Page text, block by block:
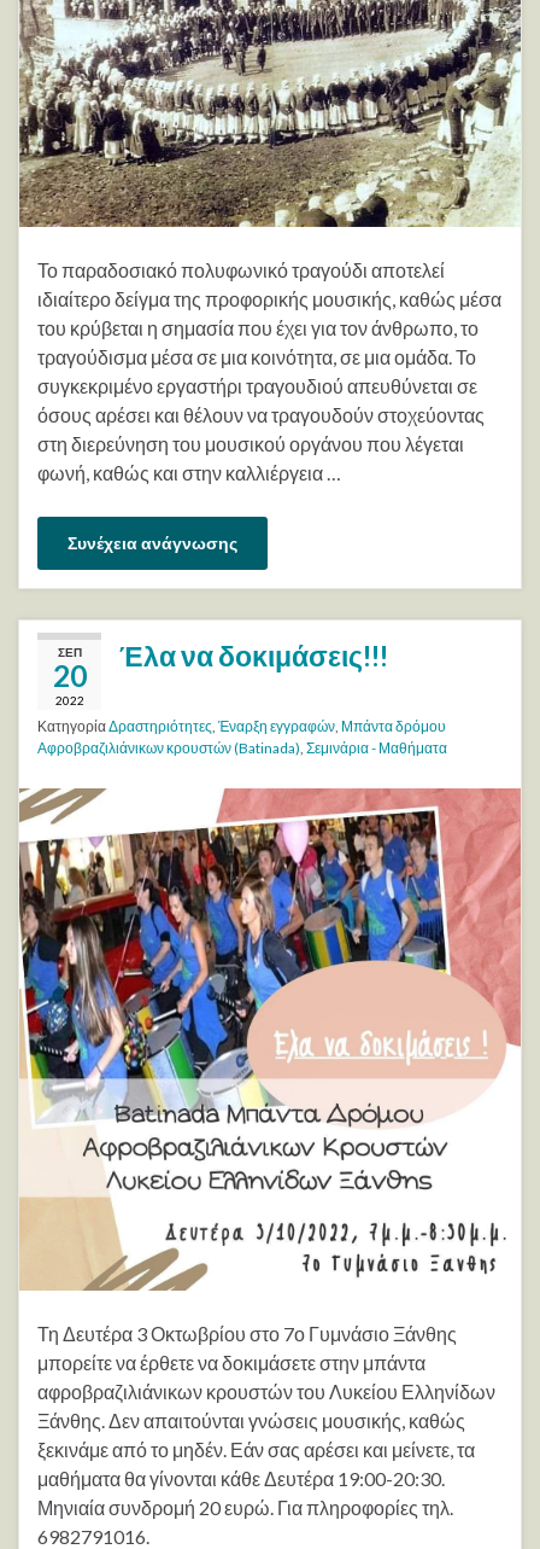
Το παραδοσιακό πολυφωνικό τραγούδι αποτελεί
ιδιαίτερο δείγμα της προφορικής μουσικής, καθώς μέσα
του κρύβεται η σημασία που έχει για τον άνθρωπο, το
τραγούδισμα μέσα σε μια κοινότητα, σε μια ομάδα. Το
συγκεκριμένο εργαστήρι τραγουδιού απευθύνεται σε
όσους αρέσει και θέλουν να τραγουδούν στοχεύοντας
στη διερεύνηση του μουσικού οργάνου που λέγεται
φωνή, καθώς και στην καλλιέργεια …
Συνέχεια ανάγνωσης
ΣΕΠ
20
2022
Έλα να δοκιμάσεις!!!
ΚατηγορίαΔραστηριότητες Έναρξη εγγραφών Μπάντα δρόμου
Αφροβραζιλιάνικων κρουστών (Batinada) Σεμινάρια - Μαθήματα
Τη Δευτέρα 3 Οκτωβρίου στο 7ο Γυμνάσιο Ξάνθης
μπορείτε να έρθετε να δοκιμάσετε στην μπάντα
αφροβραζιλιάνικων κρουστών του Λυκείου Ελληνίδων
Ξάνθης. Δεν απαιτούνται γνώσεις μουσικής, καθώς
ξεκινάμε από το μηδέν. Εάν σας αρέσει και μείνετε, τα
μαθήματα θα γίνονται κάθε Δευτέρα 19:00-20:30.
Μηνιαία συνδρομή 20 ευρώ. Για πληροφορίες τηλ.
6982791016.